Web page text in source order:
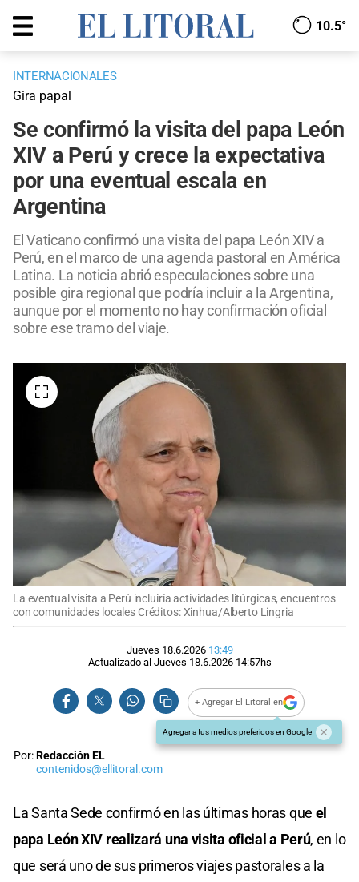
10.5°
INTERNACIONALES
Gira papal
Se confirmó la visita del papa León
XIV a Perú y crece la expectativa
por una eventual escala en
Argentina
El Vaticano confirmó una visita del papa León XIV a
Perú, en el marco de una agenda pastoral en América
Latina. La noticia abrió especulaciones sobre una
posible gira regional que podría incluir a la Argentina,
aunque por el momento no hay confirmación oficial
sobre ese tramo del viaje.
La eventual visita a Perú incluiría actividades litúrgicas, encuentros
con comunidades locales Créditos: Xinhua/Alberto Lingria
Jueves 18.6.2026 13:49
Actualizado al Jueves 18.6.2026 14:57hs
+ Agregar El Litoral en
Agregar a tus medios preferidos en Google
Por:Redacción EL
contenidos@ellitoral.com
La Santa Sede confirmó en las últimas horas que el
papa León XIV realizará una visita oficial a Perú, en lo
que será uno de sus primeros viajes pastorales a la